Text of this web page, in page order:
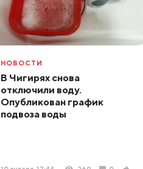
НОВОСТИ
В Чигирях снова
отключили воду.
Опубликован график
подвоза воды